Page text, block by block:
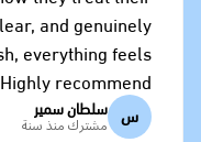
and genuinely
everything feels
recommend!»
س سلطان سمير
مشترك منذ سنة